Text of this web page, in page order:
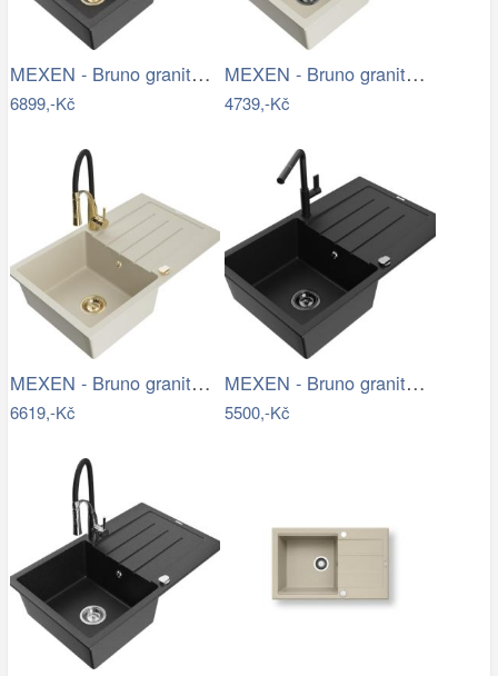
MEXEN - Bruno granitový dřez s…
6899,-Kč
MEXEN - Bruno granitový dřez 1 s…
4739,-Kč
MEXEN - Bruno granitový dřez s…
6619,-Kč
MEXEN - Bruno granitový dřez 1 s…
5500,-Kč